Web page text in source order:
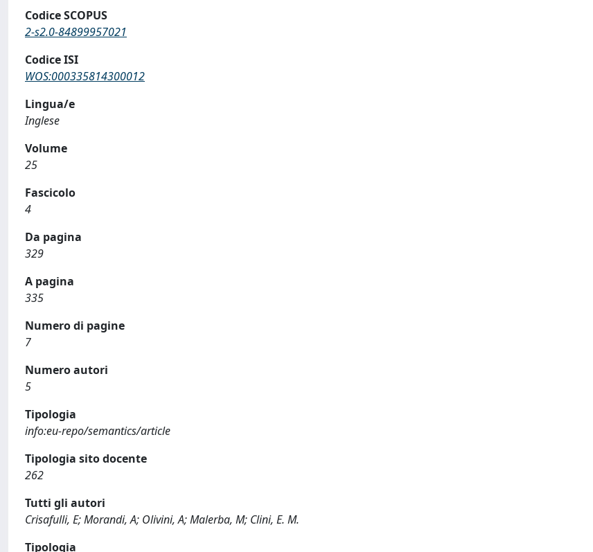
Codice SCOPUS
2-s2.0-84899957021
Codice ISI
WOS:000335814300012
Lingua/e
Inglese
Volume
25
Fascicolo
4
Da pagina
329
A pagina
335
Numero di pagine
7
Numero autori
5
Tipologia
info:eu-repo/semantics/article
Tipologia sito docente
262
Tutti gli autori
Crisafulli, E; Morandi, A; Olivini, A; Malerba, M; Clini, E. M.
Tipologia